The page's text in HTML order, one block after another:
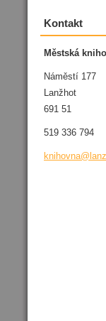
Kontakt
Městská
Náměstí 177
Lanžhot
691 51
519 336 794
knihovna